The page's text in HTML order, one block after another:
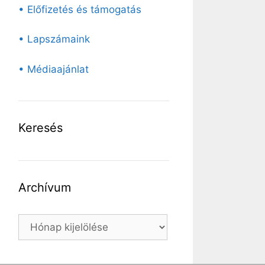
• Előfizetés és támogatás
• Lapszámaink
• Médiaajánlat
Keresés
Archívum
Archívum